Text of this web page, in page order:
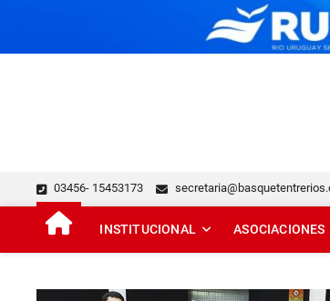
FEDERACIÓN DE
03456- 15453173
INSTITUCIONAL ASOCIACIONES